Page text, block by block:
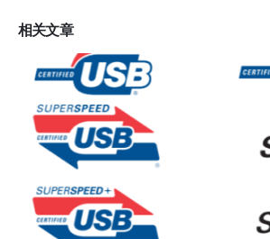
相关文章